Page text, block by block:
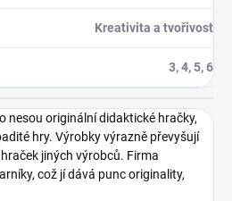
Kreativita a tvořivost
3, 4, 5, 6
nesou originální didaktické hračky,
hry. Výrobky výrazně převyšují
jiných výrobců. Firma
což jí dává punc originality,